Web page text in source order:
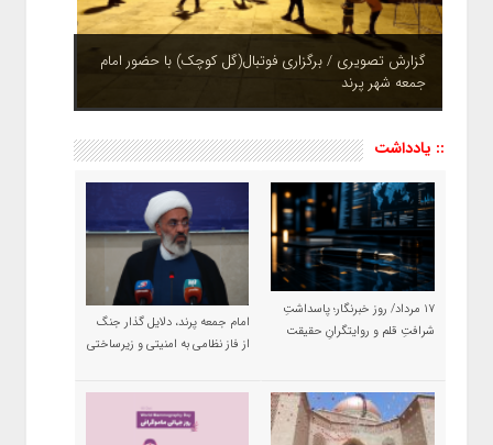
چشم نوازی بوستان های شهر پرند در فصل بهار + تصاویر
:: یادداشت
۱۷ مرداد/ روز خبرنگار؛ پاسداشتِ
شرافتِ قلم و روایتگرانِ حقیقت
امام جمعه پرند، دلایل گذار جنگ
از فاز نظامی به امنیتی و زیرساختی